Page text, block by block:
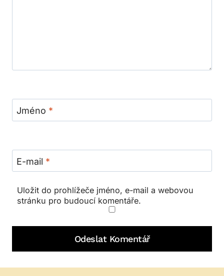
Jméno *
E-mail *
Uložit do prohlížeče jméno, e-mail a webovou
stránku pro budoucí komentáře.